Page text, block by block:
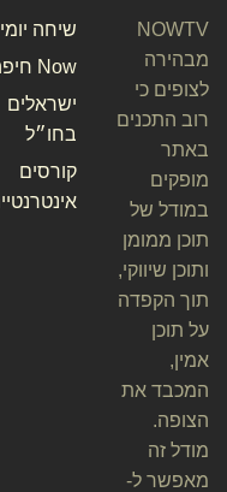
שיחה יומית
Now חיפה
ישראלים
בחו״ל
קורסים
אינטרנטיים
NOWTV
מבהירה
לצופים כי
רוב התכנים
באתר
מופקים
במודל של
תוכן ממומן
ותוכן שיווקי,
תוך הקפדה
על תוכן
אמין,
המכבד את
הצופה.
מודל זה
מאפשר ל-